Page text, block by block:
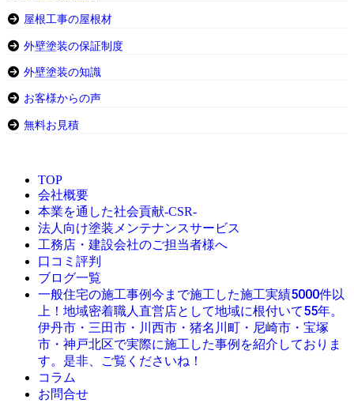
屋根工事の屋根材
外壁塗装の保証制度
外壁塗装の知識
お客様からの声
無料お見積
TOP
会社概要
本業を通した社会貢献-CSR-
法人向け塗装メンテナンスサービス
工務店・建設会社のご担当者様へ
口コミ評判
ブログ一覧
一般住宅の施工事例今まで施工した施工実績5000件以
上！地域密着職人直営店として地域に根付いて55年。
伊丹市・三田市・川西市・猪名川町・尼崎市・宝塚
市・神戸北区で実際に施工した事例を紹介しておりま
す。是非、ご覧くださいね！
コラム
お問合せ